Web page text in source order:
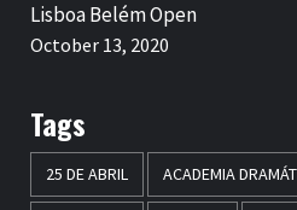
Lisboa Belém Open
October 13, 2020
Tags
25 DE ABRIL ACADEMIA